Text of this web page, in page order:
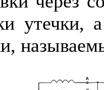
утечки,